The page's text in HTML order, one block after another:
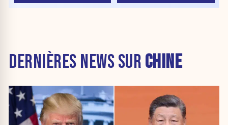
DERNIÈRES NEWS SUR CHINE